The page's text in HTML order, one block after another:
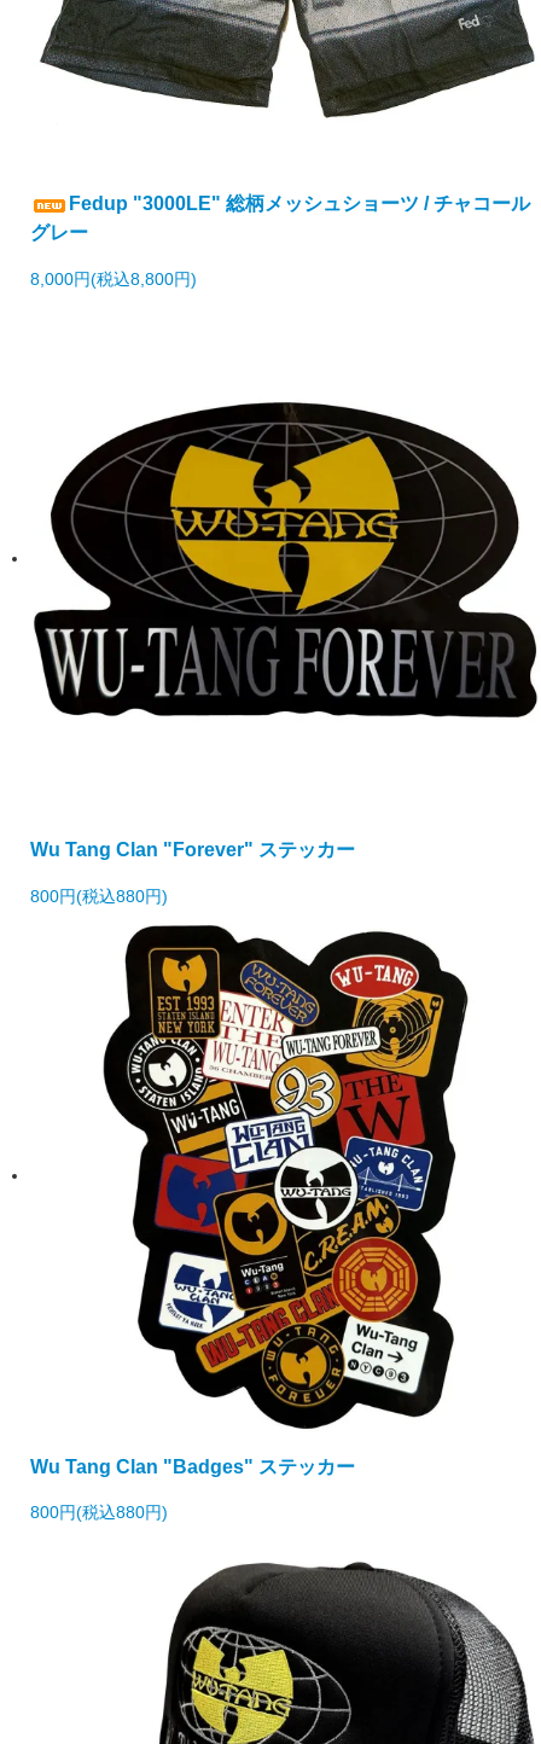
Fedup "3000LE" 総柄メッシュショーツ / チャコール
グレー
8,000円(税込8,800円)
Wu Tang Clan "Forever" ステッカー
800円(税込880円)
Wu Tang Clan "Badges" ステッカー
800円(税込880円)